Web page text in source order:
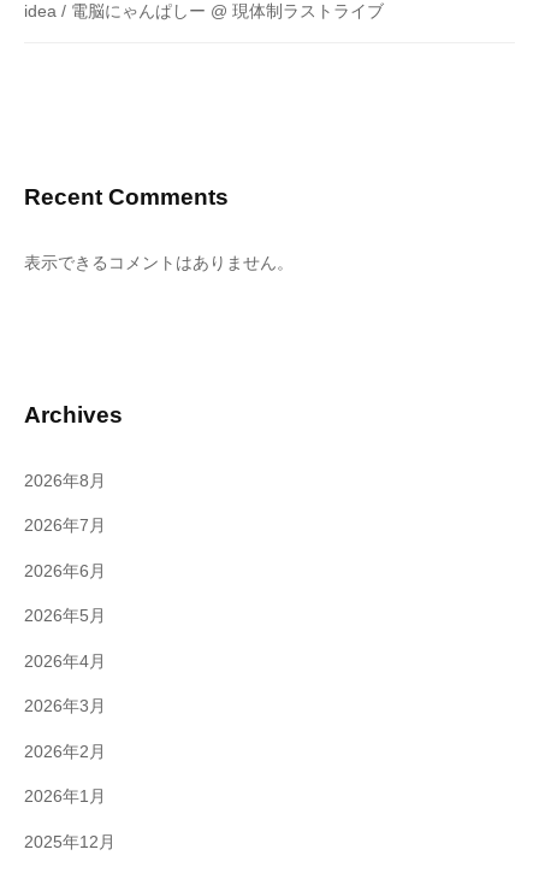
idea / 電脳にゃんぱしー @ 現体制ラストライブ
Recent Comments
表示できるコメントはありません。
Archives
2026年8月
2026年7月
2026年6月
2026年5月
2026年4月
2026年3月
2026年2月
2026年1月
2025年12月